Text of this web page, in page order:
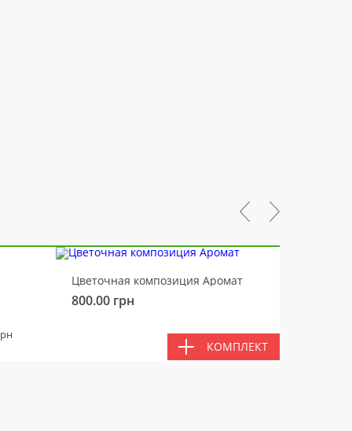
Цветочная композиция Аромат
800.00 грн
КОМПЛЕКТ